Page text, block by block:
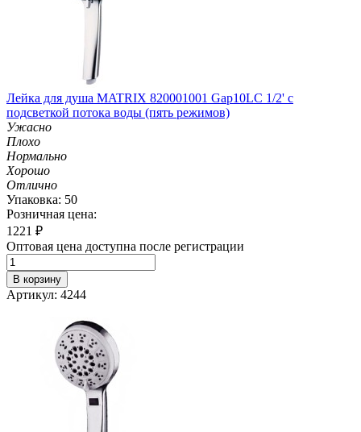
Лейка для душа MATRIX 820001001 Gap10LC 1/2' с
подсветкой потока воды (пять режимов)
Ужасно
Плохо
Нормально
Хорошо
Отлично
Упаковка: 50
Розничная цена:
1221 ₽
Оптовая цена доступна после регистрации
В корзину
Артикул: 4244